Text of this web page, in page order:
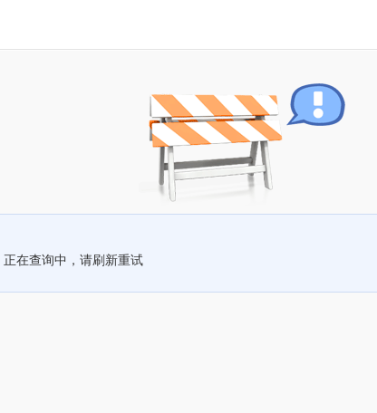
正在查询中，请刷新重试